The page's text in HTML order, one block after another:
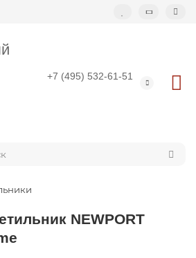
+7 (495) 532-61-51
свет)
NEWPORT